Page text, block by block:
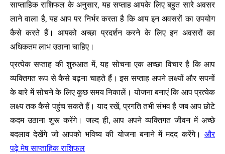
साप्ताहिक राशिफल के अनुसार, यह सप्ताह आपके लिए बहुत सारे अवसर
लाने वाला है, यह आप पर निर्भर करता है कि आप इन अवसरों का उपयोग
कैसे करते हैं। आपको अच्छा प्रदर्शन करने के लिए इन अवसरों का
अधिकतम लाभ उठाना चाहिए।
प्रत्येक सप्ताह की शुरुआत में, यह सोचना एक अच्छा विचार है कि आप
व्यक्तिगत रूप से कैसे बढ़ना चाहते हैं। इस सप्ताह अपने लक्ष्यों और सपनों
के बारे में सोचने के लिए कुछ समय निकालें। योजना बनाएं कि आप प्रत्येक
लक्ष्य तक कैसे पहुंच सकते हैं। याद रखें, प्रगति तभी संभव है जब आप छोटे
कदम उठाना शुरू करेंगे। जल्द ही, आप अपने व्यक्तिगत जीवन में अच्छे
बदलाव देखेंगे जो आपको भविष्य की योजना बनाने में मदद करेंगे। और
पढ़े मेष साप्ताहिक राशिफल